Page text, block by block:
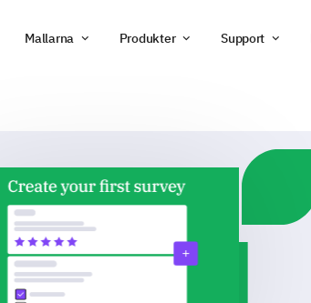
Mallarna Produkter Support